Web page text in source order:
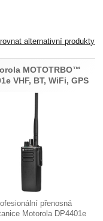
alternativní produkty
MOTOTRBO™
VHF, BT, WiFi, GPS
přenosná
Motorola DP4401e